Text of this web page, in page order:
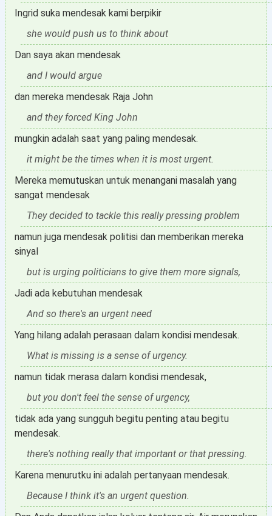
Ingrid suka mendesak kami berpikir
she would push us to think about
Dan saya akan mendesak
and I would argue
dan mereka mendesak Raja John
and they forced King John
mungkin adalah saat yang paling mendesak.
it might be the times when it is most urgent.
Mereka memutuskan untuk menangani masalah yang
sangat mendesak
They decided to tackle this really pressing problem
namun juga mendesak politisi dan memberikan mereka
sinyal
but is urging politicians to give them more signals,
Jadi ada kebutuhan mendesak
And so there's an urgent need
Yang hilang adalah perasaan dalam kondisi mendesak.
What is missing is a sense of urgency.
namun tidak merasa dalam kondisi mendesak,
but you don't feel the sense of urgency,
tidak ada yang sungguh begitu penting atau begitu
mendesak.
there's nothing really that important or that pressing.
Karena menurutku ini adalah pertanyaan mendesak.
Because I think it's an urgent question.